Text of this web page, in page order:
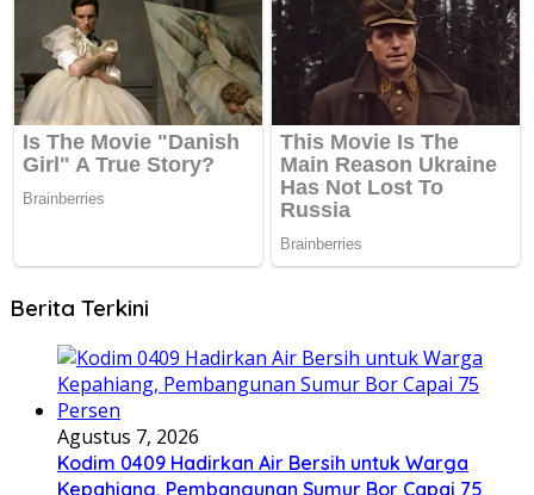
Berita Terkini
Agustus 7, 2026
Kodim 0409 Hadirkan Air Bersih untuk Warga
Kepahiang, Pembangunan Sumur Bor Capai 75